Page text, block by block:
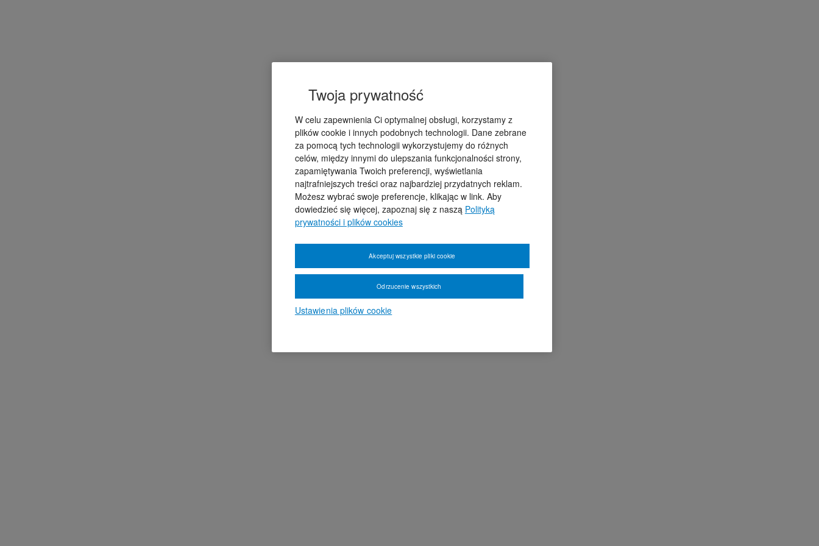
Twoja prywatność
W celu zapewnienia Ci optymalnej obsługi, korzystamy z
plików cookie i innych podobnych technologii. Dane zebrane
za pomocą tych technologii wykorzystujemy do różnych
celów, między innymi do ulepszania funkcjonalności strony,
zapamiętywania Twoich preferencji, wyświetlania
najtrafniejszych treści oraz najbardziej przydatnych reklam.
Możesz wybrać swoje preferencje, klikając w link. Aby
dowiedzieć się więcej, zapoznaj się z naszą Polityką
prywatności i plików cookies
Ustawienia plików cookie
Odrzucenie wszystkich
Akceptuj wszystkie pliki cookie